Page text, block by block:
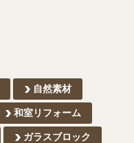
自然素材
和室リフォーム
ガラスブロック